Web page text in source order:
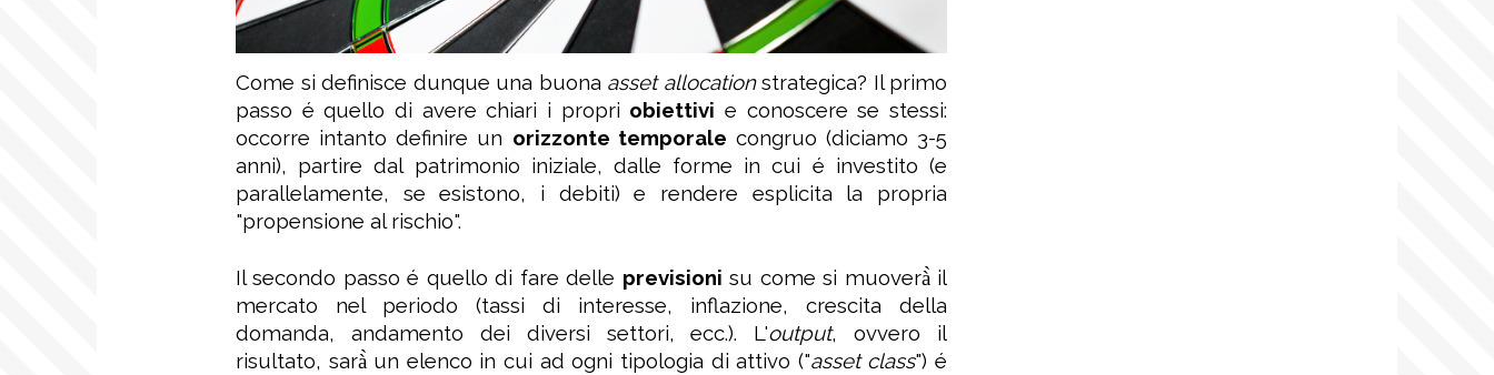
Come si definisce dunque una buona asset allocationstrategica? Il primo
passo é quello di avere chiari i propri obiettivi e conoscere se stessi:
occorre intanto definire un orizzonte temporale congruo (diciamo 3-5
anni), partire dal patrimonio iniziale, dalle forme in cui é investito (e
parallelamente, se esistono, i debiti) e rendere esplicita la propria
"propensione al rischio".
Il secondo passo é quello di fare delle previsioni su come si muoverà̀ il
mercato nel periodo (tassi di interesse, inflazione, crescita della
domanda, andamento dei diversi settori, ecc.). L'output, ovvero il
risultato, sarà̀ un elenco in cui ad ogni tipologia di attivo ("asset class") é